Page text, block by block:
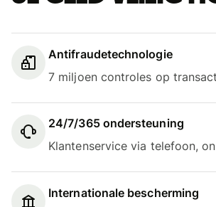
Antifraudetechnologie
7 miljoen controles op
24/7/365 ondersteuning
Klantenservice via telefoon,
Internationale bescherming